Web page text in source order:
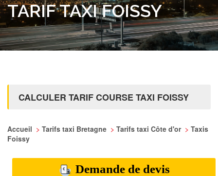
TARIF TAXI FOISSY
CALCULER TARIF COURSE TAXI FOISSY
Accueil > Tarifs taxi Bretagne > Tarifs taxi Côte d'or > Taxis
Foissy
Demande de devis